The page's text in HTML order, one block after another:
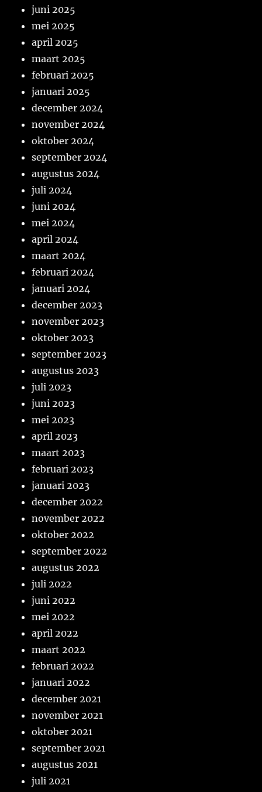
juni 2025
mei 2025
april 2025
maart 2025
februari 2025
januari 2025
december 2024
november 2024
oktober 2024
september 2024
augustus 2024
juli 2024
juni 2024
mei 2024
april 2024
maart 2024
februari 2024
januari 2024
december 2023
november 2023
oktober 2023
september 2023
augustus 2023
juli 2023
juni 2023
mei 2023
april 2023
maart 2023
februari 2023
januari 2023
december 2022
november 2022
oktober 2022
september 2022
augustus 2022
juli 2022
juni 2022
mei 2022
april 2022
maart 2022
februari 2022
januari 2022
december 2021
november 2021
oktober 2021
september 2021
augustus 2021
juli 2021